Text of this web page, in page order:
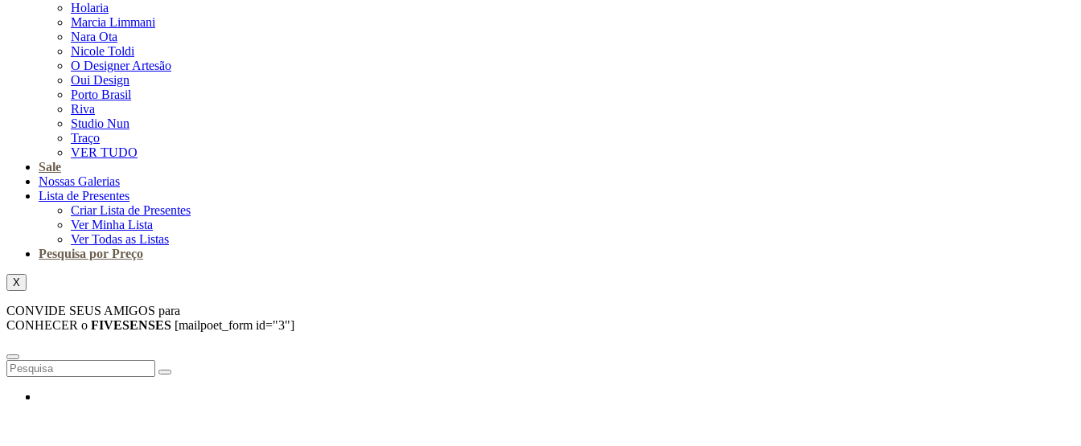
Holaria
Marcia Limmani
Nara Ota
Nicole Toldi
O Designer Artesão
Oui Design
Porto Brasil
Riva
Studio Nun
Traço
VER TUDO
Sale
Nossas Galerias
Lista de Presentes
Criar Lista de Presentes
Ver Minha Lista
Ver Todas as Listas
Pesquisa por Preço
X
CONVIDE SEUS AMIGOS para
CONHECER o FIVESENSES [mailpoet_form id="3"]